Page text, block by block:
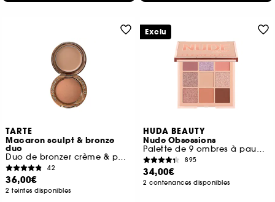
TARTE
Macaron sculpt & bronze
duo
Duo de bronzer crème & poudre
42
36,00€
2 teintes disponibles
HUDA BEAUTY
Nude Obsessions
Palette de 9 ombres à paupières
895
34,00€
2 contenances disponibles
Exclu